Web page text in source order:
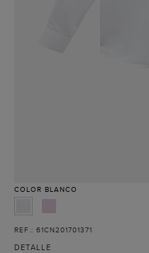
COLOR BLANCO
REF.: 61CN201701371
DETALLE